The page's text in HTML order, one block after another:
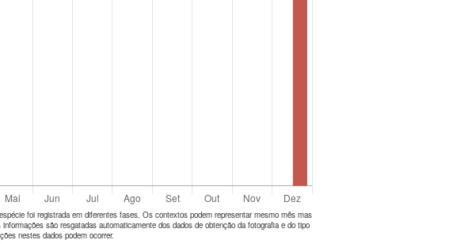
foi registrada em diferentes fases. Os contextos podem representar mesmo mês mas
são resgatadas automaticamente dos dados de obtenção da fotografia e do tipo
nestes dados podem ocorrer.